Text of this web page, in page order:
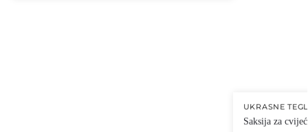
UKRASNE
Saksija za